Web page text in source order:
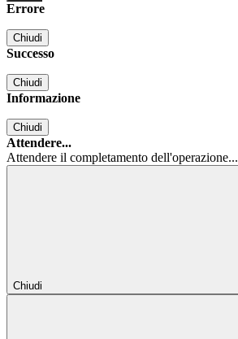
Errore
Chiudi
Successo
Chiudi
Informazione
Chiudi
Attendere...
Attendere il completamento dell'operazione...
Chiudi